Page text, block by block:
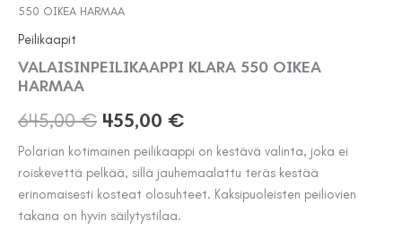
550 OIKEA HARMAA
Peilikaapit
VALAISINPEILIKAAPPI KLARA 550 OIKEA
HARMAA
645,00€ Alkuperäinen
hinta
oli:
645,00 €.
455,00 €
hinta
on:
Polarian kotimainen peilikaappi on kestävä valinta, joka ei
roiskevettä pelkää, sillä jauhemaalattu teräs kestää
erinomaisesti kosteat olosuhteet. Kaksipuoleisten peiliovien
takana on hyvin säilytystilaa.